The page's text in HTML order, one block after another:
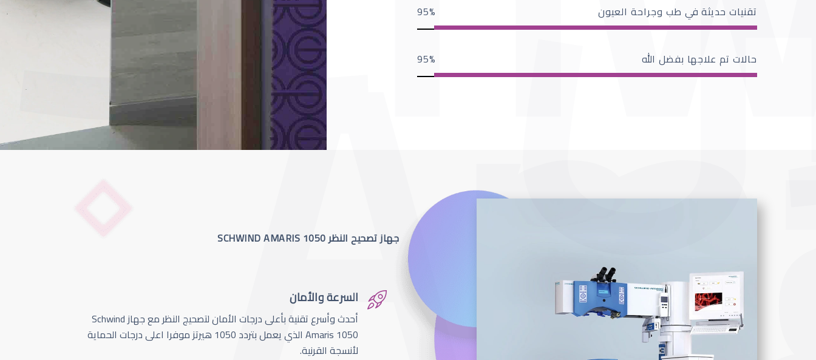
تقنيات حديثة في طب وجراحة العيون 95
حالات تم علاجها بفضل الله 95
جهاز تصحيح النظر SCHWIND AMARIS 1050
السرعة والأمان
أحدث وأسرع تقنية بأعلى درجات الأمان لتصحيج النظر مع جهاز Schwind
Amaris 1050 الذي يعمل بتردد 1050 هيرتز موفرا اعلى درجات الحماية
لأنسجة القرنية.